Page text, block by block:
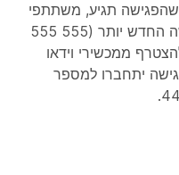
ל-555 555 5555. כשהפגישה תגיע, משתתפי
היישום יצטרפו למספר הפגישה החדש יותר (555 555
ממכשירי וידאו
יתחברו למספר